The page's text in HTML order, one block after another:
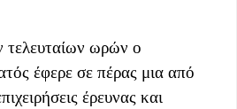
τελευταίων ωρών ο
έφερε σε πέρας μια από
έρευνας και